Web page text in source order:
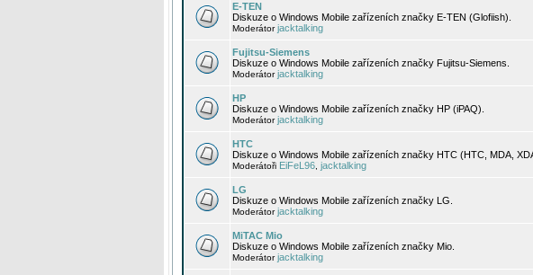
E-TEN
Diskuze o Windows Mobile zařízeních značky E-TEN (Glofiish).
Moderátorjacktalking
Fujitsu-Siemens
Diskuze o Windows Mobile zařízeních značky Fujitsu-Siemens.
Moderátorjacktalking
HP
Diskuze o Windows Mobile zařízeních značky HP (iPAQ).
Moderátorjacktalking
HTC
Diskuze o Windows Mobile zařízeních značky HTC (HTC, MDA,
Moderátoři EiFeL96 jacktalking
LG
Diskuze o Windows Mobile zařízeních značky LG.
Moderátorjacktalking
MiTAC Mio
Diskuze o Windows Mobile zařízeních značky Mio.
Moderátorjacktalking